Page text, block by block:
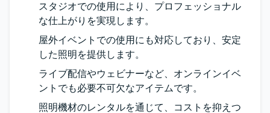
スタジオでの使用により、プロフェッショナル
な仕上がりを実現します。
屋外イベントでの使用にも対応しており、安定
した照明を提供します。
ライブ配信やウェビナーなど、オンラインイベ
ントでも必要不可欠なアイテムです。
照明機材のレンタルを通じて、コストを抑えつ